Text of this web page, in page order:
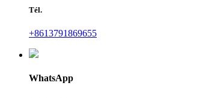
Tél.
+8613791869655
WhatsApp